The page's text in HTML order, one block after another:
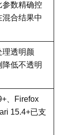
*/
color:
allowed;
grid
参数精确控
合结果中
理透明颜
低不透明
、Firefox
15.4+已支